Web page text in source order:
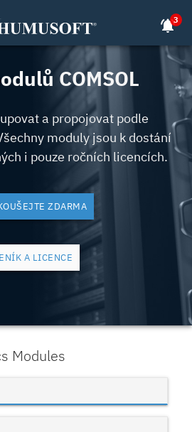
notifications_active3
COMSOL
a propojovat podle
moduly jsou k dostání
i pouze ročních licencích.
ZDARMA
A LICENCE
Modules